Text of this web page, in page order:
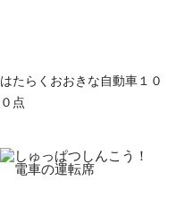
はたらくおおきな自動車１０
０点